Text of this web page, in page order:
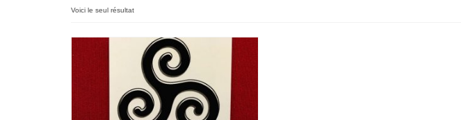
Voici le seul résultat